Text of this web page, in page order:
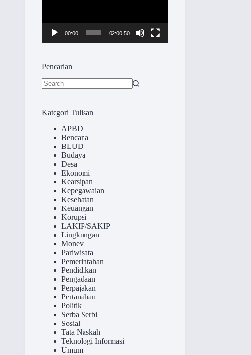
00:00 02:00:50
Pencarian
Kategori Tulisan
APBD
Bencana
BLUD
Budaya
Desa
Ekonomi
Kearsipan
Kepegawaian
Kesehatan
Keuangan
Korupsi
LAKIP/SAKIP
Lingkungan
Monev
Pariwisata
Pemerintahan
Pendidikan
Pengadaan
Perpajakan
Pertanahan
Politik
Serba Serbi
Sosial
Tata Naskah
Teknologi Informasi
Umum